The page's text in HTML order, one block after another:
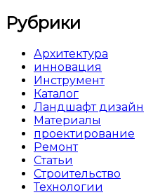
Рубрики
Архитектура
инновация
Инструмент
Каталог
Ландшафт дизайн
Материалы
проектирование
Ремонт
Статьи
Строительство
Технологии